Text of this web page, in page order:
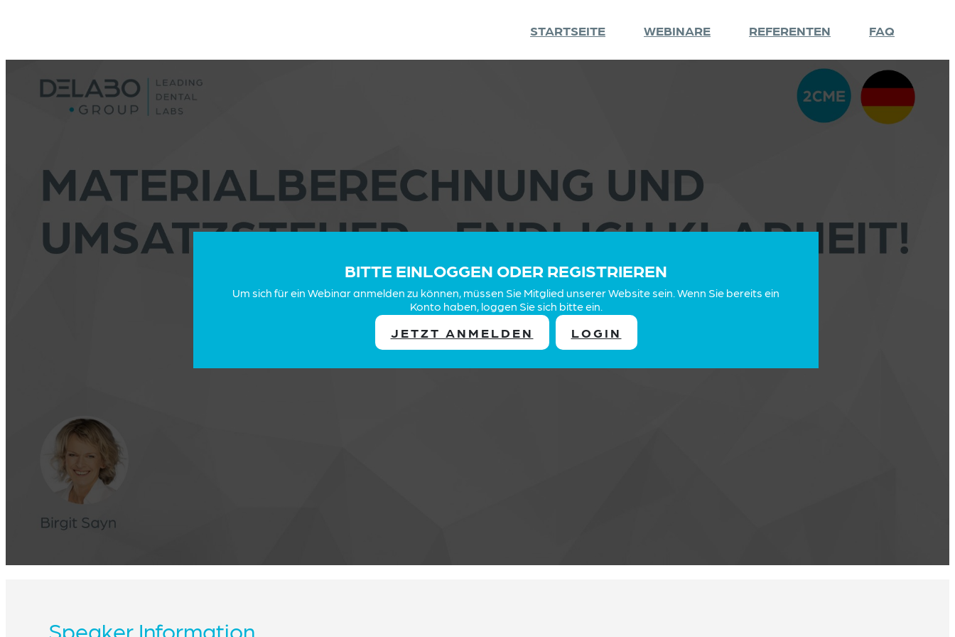
STARTSEITE WEBINARE REFERENTEN FAQ
BITTE EINLOGGEN ODER REGISTRIEREN
Um sich für ein Webinar anmelden zu können, müssen Sie Mitglied unserer Website sein. Wenn Sie bereits ein
Konto haben, loggen Sie sich bitte ein.
JETZT ANMELDEN LOGIN
Speaker Information